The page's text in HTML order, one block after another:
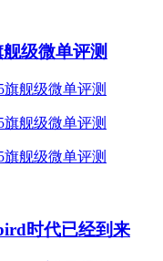
级微单评测
时代已经到来